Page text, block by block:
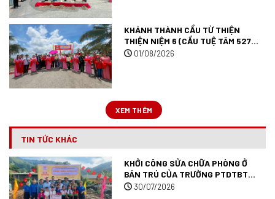
KHÁNH THÀNH CẦU TỪ THIỆN
THIỆN NIỆM 6 (CẦU TUỆ TÂM 527)
TẠI TỈNH AN GIANG.
01/08/2026
XEM THÊM
TIN TỨC KHÁC
KHỞI CÔNG SỬA CHỮA PHÒNG Ở
BÁN TRÚ CỦA TRƯỜNG PTDTBT
TIỂU HỌC MƯỜNG ANH (TRƯỜNG
30/07/2026